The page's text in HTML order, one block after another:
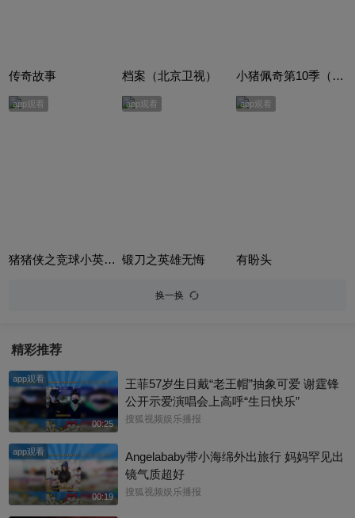
传奇故事 档案（北京卫视） 小猪佩奇第10季（Peppa Pig Season 10）（中文版） 有声音频
app观看
猪猪侠之竞球小英雄合集
app观看
锻刀之英雄无悔
app观看
有盼头
换一换
精彩推荐
app观看
00:25
王菲57岁生日戴“老王帽”抽象可爱 谢霆锋
公开示爱演唱会上高呼“生日快乐”
搜狐视频娱乐播报
app观看
00:19
Angelababy带小海绵外出旅行 妈妈罕见出
镜气质超好
搜狐视频娱乐播报